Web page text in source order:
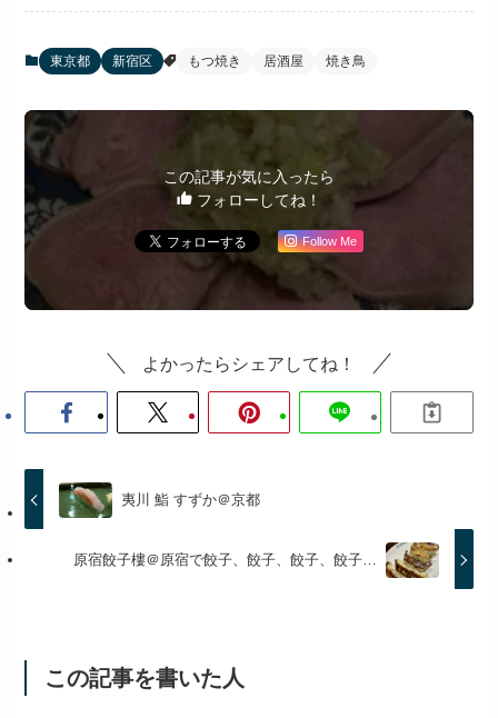
東京都 新宿区 もつ焼き 居酒屋 焼き鳥
この記事が気に入ったら
フォローしてね！
Follow Me
よかったらシェアしてね！
夷川 鮨 すずか＠京都
原宿餃子樓＠原宿で餃子、餃子、餃子、餃子…
この記事を書いた人